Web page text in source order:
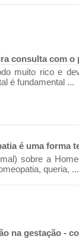
consulta com
muito rico e
é fundamental ...
é uma forma
sobre a
queria, ...
na gestação -